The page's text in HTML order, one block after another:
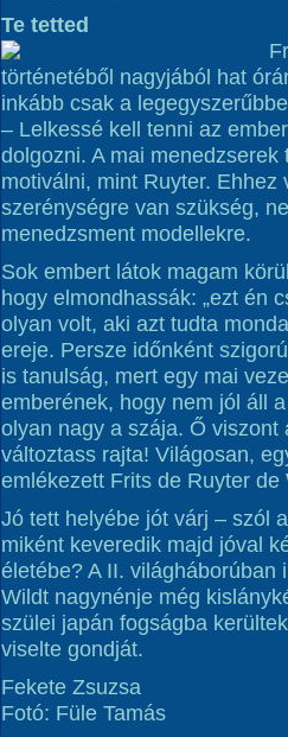
Te tetted
történetéből nagyjából hat
inkább csak a
– Lelkessé kell tenni az
dolgozni. A mai
motiválni, mint Ruyter.
szerénységre van szükség,
menedzsment modellekre.
Sok embert látok magam
hogy elmondhassák: „ezt én
olyan volt, aki azt tudta
ereje. Persze időnként
is tanulság, mert egy mai
emberének, hogy nem jól áll
olyan nagy a szája. Ő
változtass rajta! Világosan,
emlékezett Frits de Ruyter de
Jó tett helyébe jót várj – szól
miként keveredik majd jóval
életébe? A II.
Wildt nagynénje még
szülei japán fogságba
viselte gondját.
Fekete Zsuzsa
Fotó: Füle Tamás